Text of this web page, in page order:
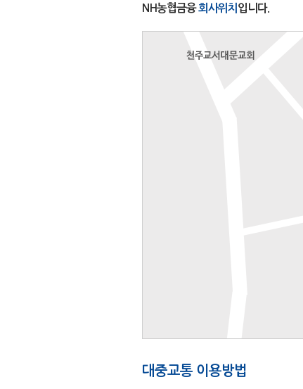
NH농협금융회사위치 입니다.
대중교통 이용방법